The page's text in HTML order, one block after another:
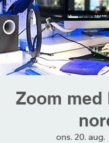
Zoom med
ons. 20. aug.